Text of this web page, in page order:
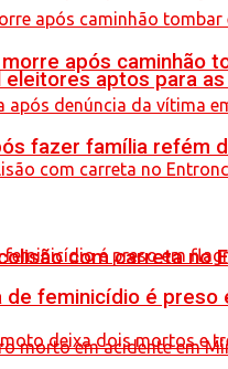
aptos para
com carreta no
após caminhão
fazer família refém
feminicídio é preso